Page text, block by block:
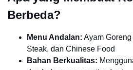
Berbeda?
Menu Andalan: Ayam
Steak, dan Chinese Food
Bahan Berkualitas: